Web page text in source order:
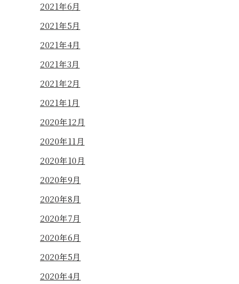
2021年6月
2021年5月
2021年4月
2021年3月
2021年2月
2021年1月
2020年12月
2020年11月
2020年10月
2020年9月
2020年8月
2020年7月
2020年6月
2020年5月
2020年4月